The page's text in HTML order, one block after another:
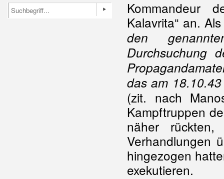
Kommandeur
Kalavrita“ an.
den
Durchsuchung
das am
(zit. nach
Kampftruppen
näher
Verhandlungen
hingezogen
exekutieren.